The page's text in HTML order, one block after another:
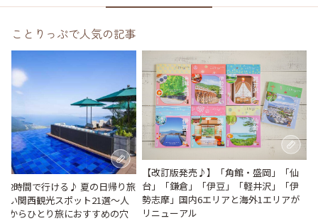
ことりっぷで人気の記事
2時間で行ける♪ 夏の日帰り旅
い関西観光スポット21選～人
からひとり旅におすすめの穴
【改訂版発売♪】「角館・盛岡」「仙
台」「鎌倉」「伊豆」「軽井沢」「伊
勢志摩」国内6エリアと海外1エリアが
リニューアル